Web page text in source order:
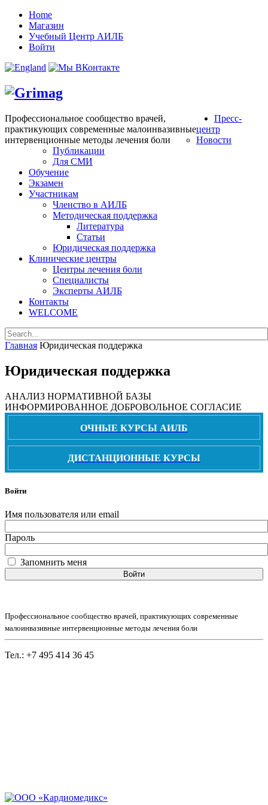
Home
Магазин
Учебный Центр АИЛБ
Войти
Профессиональное сообщество врачей,
практикующих современные малоинвазивные
интервенционные методы лечения боли
Пресс-
центр
Новости
Публикации
Для СМИ
Обучение
Экзамен
Участникам
Членство в АИЛБ
Методическая поддержка
Литература
Статьи
Юридическая поддержка
Клинические центры
Центры лечения боли
Специалисты
Эксперты АИЛБ
Контакты
WELCOME
Главная Юридическая поддержка
Юридическая поддержка
АНАЛИЗ НОРМАТИВНОЙ БАЗЫ
ИНФОРМИРОВАННОЕ ДОБРОВОЛЬНОЕ СОГЛАСИЕ
ОЧНЫЕ КУРСЫ АИЛБ
ДИСТАНЦИОННЫЕ КУРСЫ
Войти
Имя пользователя или email
Пароль
Запомнить меня
Войти
Профессиональное сообщество врачей, практикующих современные
малоинвазивные интервенционные методы лечения боли
Тел.: +7 495 414 36 45